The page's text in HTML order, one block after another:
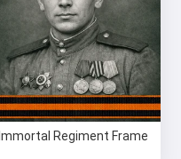
Immortal Regiment Frame